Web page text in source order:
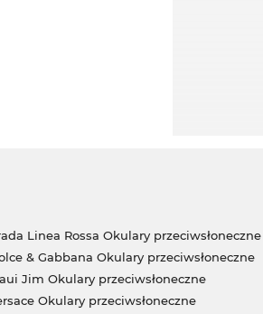
Linea Rossa Okulary przeciwsłoneczne
& Gabbana Okulary przeciwsłoneczne
Jim Okulary przeciwsłoneczne
Okulary przeciwsłoneczne